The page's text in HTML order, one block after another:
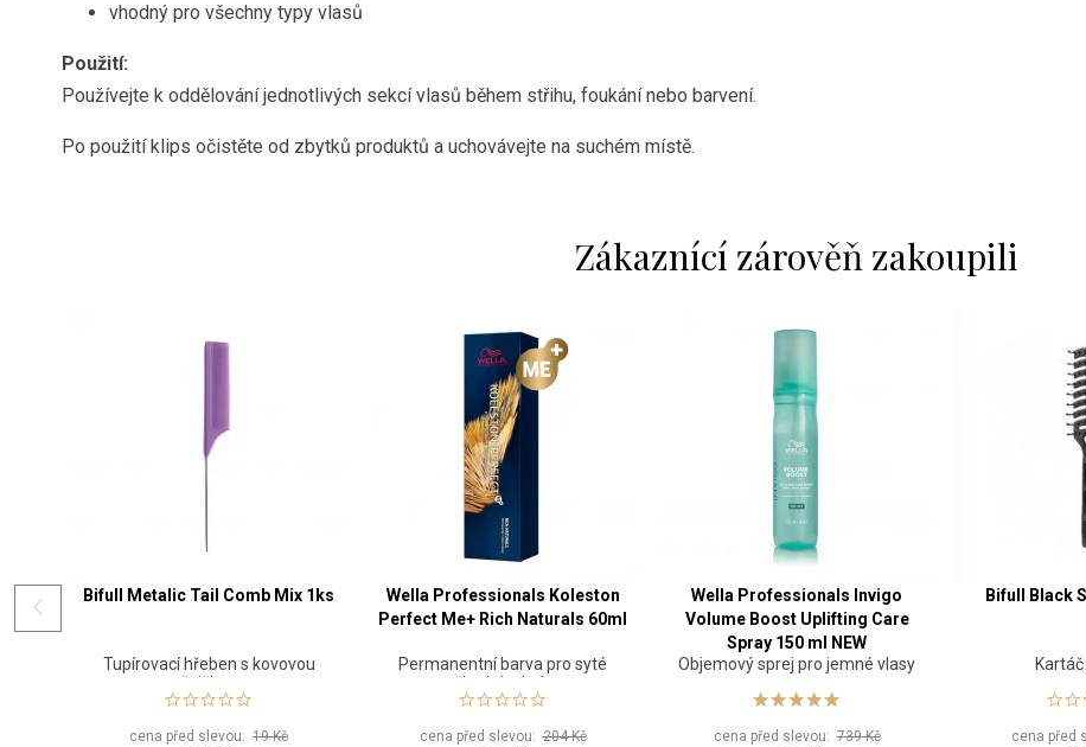
vhodný pro všechny typy vlasů
Použití:
Používejte k oddělování jednotlivých sekcí vlasů během střihu, foukání nebo barvení.
Po použití klips očistěte od zbytků produktů a uchovávejte na suchém místě.
Zákaznící zárověň zakoupili
Bifull Metalic Tail Comb Mix 1ks
Tupírovací hřeben s kovovou
špičkou
cena před slevou: 19 Kč
Wella Professionals Koleston
Perfect Me+ Rich Naturals 60ml
Permanentní barva pro syté
přírodní odstíny
cena před slevou:204 Kč
Wella Professionals Invigo
Volume Boost Uplifting Care
Spray 150 ml NEW
Objemový sprej pro jemné vlasy
cena před slevou:739 Kč
Bifull Black
cena před